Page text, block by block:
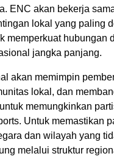
ENC akan bekerja
lokal yang paling
memperkuat hubungan
jangka panjang.
akan memimpin
lokal, dan
memungkinkan
Untuk memastikan
dan wilayah yang
melalui struktur